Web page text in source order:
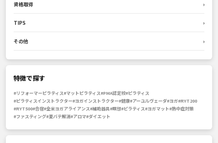
資格取得 ›
TIPS ›
その他 ›
特徴で探す
#リフォーマーピラティス#マットピラティス#PMA認定校#ピラティス
#ピラティスインストラクター#ヨガインストラクター#健康#アーユルヴェーダ#ヨガ#RYT200
#RYT500#合宿#全米ヨガアライアンス#補助器具#瞑想#ピラティス#ヨガマット#熱中症対策
#ファスティング#夏バテ解消#アロマ#ダイエット